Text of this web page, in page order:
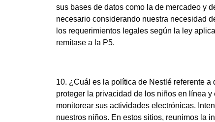
sus bases de datos como la de mercadeo y
necesario considerando nuestra necesidad
los requerimientos legales según la ley
remítase a la P5.
10. ¿Cuál es la política de Nestlé referente
proteger la privacidad de los niños en línea
monitorear sus actividades electrónicas.
nuestros niños. En estos sitios, reunimos la